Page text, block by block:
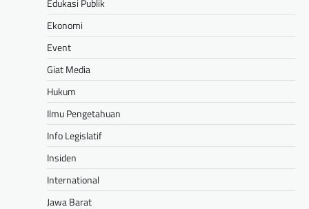
Edukasi Publik
Ekonomi
Event
Giat Media
Hukum
Ilmu Pengetahuan
Info Legislatif
Insiden
International
Jawa Barat